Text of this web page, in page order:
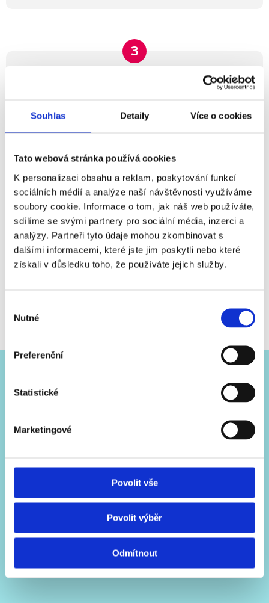
Souhlas Detaily Více o cookies
Tato webová stránka používá cookies
K personalizaci obsahu a reklam, poskytování funkcí
sociálních médií a analýze naší návštěvnosti využíváme
soubory cookie. Informace o tom, jak náš web používáte,
sdílíme se svými partnery pro sociální média, inzerci a
analýzy. Partneři tyto údaje mohou zkombinovat s
dalšími informacemi, které jste jim poskytli nebo které
získali v důsledku toho, že používáte jejich služby.
souhlasu
Nutné
Preferenční
Statistické
Marketingové
Povolit vše
Povolit výběr
Odmítnout
3
Ke každému nástupu nového zaměstnance patří několik
předpisy, proškolení v rámci bezpečnosti práce a požární
adaptačním procesem a pomáhat během doby zapracování.
Kdykoliv se budete moci obrátit také na svého vedoucího
pracovníka.
info@dop-hc.cz